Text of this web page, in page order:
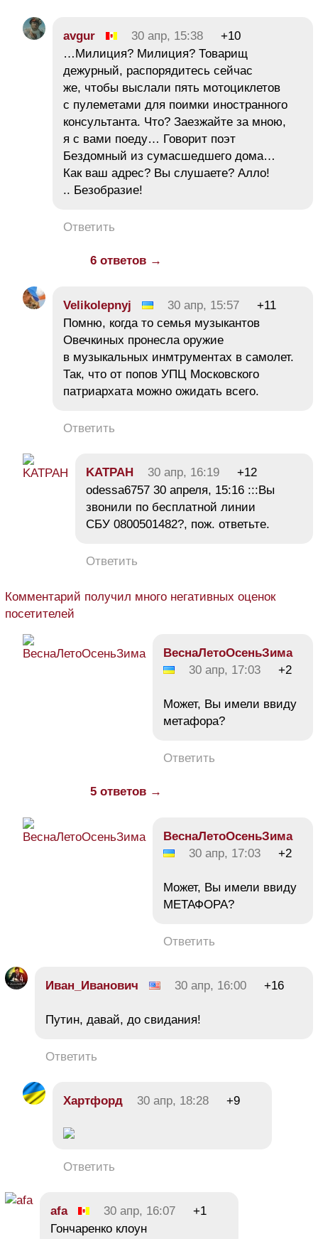
avgur 30 апр, 15:38
+10
…Милиция? Милиция? Товарищ
дежурный, распорядитесь сейчас
же, чтобы выслали пять мотоциклетов
с пулеметами для поимки иностранного
консультанта. Что? Заезжайте за мною,
я с вами поеду… Говорит поэт
Бездомный из сумасшедшего дома…
Как ваш адрес? Вы слушаете? Алло!
.. Безобразие!
Ответить
6 ответов →
Velikolepnyj 30 апр, 15:57
+11
Помню, когда то семья музыкантов
Овечкиных пронесла оружие
в музыкальных инмтрументах в самолет.
Так, что от попов УПЦ Московского
патриархата можно ожидать всего.
Ответить
KATPAH 30 апр, 16:19
+12
odessa6757 30 апреля, 15:16 :::Вы
звонили по бесплатной линии
СБУ 0800501482?, пож. ответьте.
Ответить
Комментарий получил много негативных оценок
посетителей
ВеснаЛетоОсеньЗима
30 апр, 17:03
+2
Может, Вы имели ввиду
метафора?
Ответить
5 ответов →
ВеснаЛетоОсеньЗима
30 апр, 17:03
+2
Может, Вы имели ввиду
МЕТАФОРА?
Ответить
Иван_Иванович 30 апр, 16:00 +16
Путин, давай, до свидания!
Ответить
Хартфорд 30 апр, 18:28 +9
Ответить
afa 30 апр, 16:07
+1
Гончаренко клоун